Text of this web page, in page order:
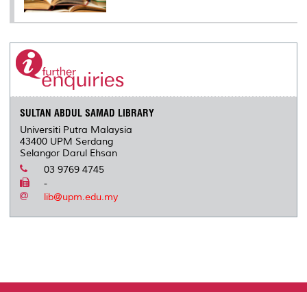
SULTAN ABDUL SAMAD LIBRARY
Universiti Putra Malaysia
43400 UPM Serdang
Selangor Darul Ehsan
03 9769 4745
-
lib@upm.edu.my